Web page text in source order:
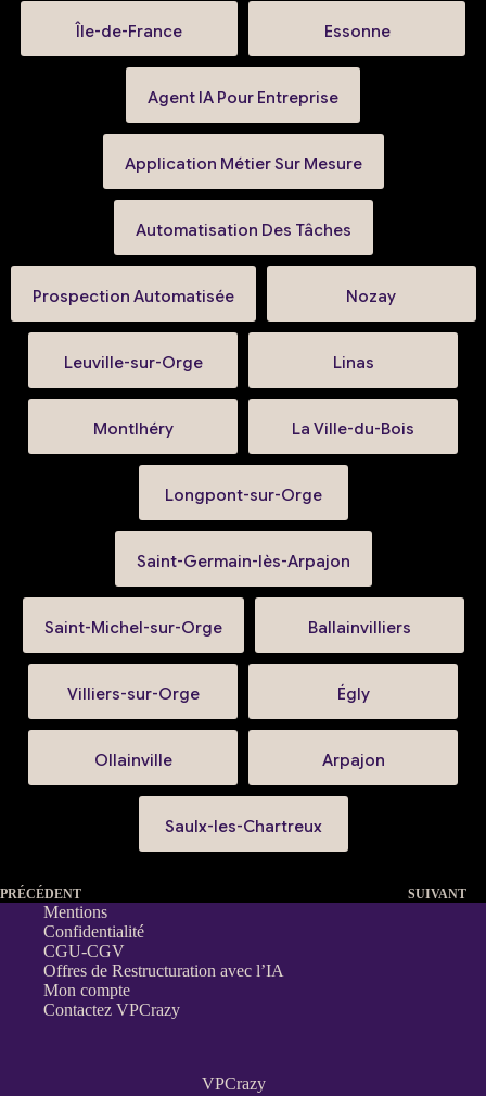
Île-de-France Essonne
Agent IA Pour Entreprise
Application Métier Sur Mesure
Automatisation Des Tâches
Prospection Automatisée Nozay
Leuville-sur-Orge Linas
Montlhéry La Ville-du-Bois
Longpont-sur-Orge
Saint-Germain-lès-Arpajon
Saint-Michel-sur-Orge Ballainvilliers
Villiers-sur-Orge Égly
Ollainville Arpajon
Saulx-les-Chartreux
PRÉCÉDENT SUIVANT
Mentions
Confidentialité
CGU-CGV
Offres de Restructuration avec l’IA
Mon compte
Contactez VPCrazy
VPCrazy